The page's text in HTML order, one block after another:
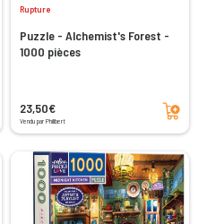
Rupture
Puzzle - Alchemist's Forest -
1000 pièces
23,50€
Vendu par Philibert
Ajouter au panier